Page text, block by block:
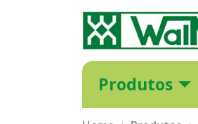
Produtos